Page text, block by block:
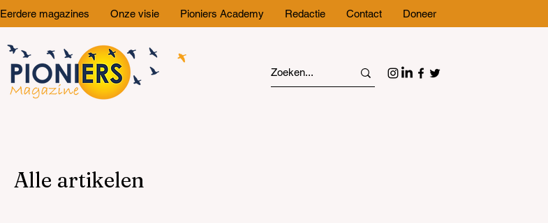
Eerdere magazines Onze visie Pioniers Academy Redactie Contact Doneer
Alle artikelen